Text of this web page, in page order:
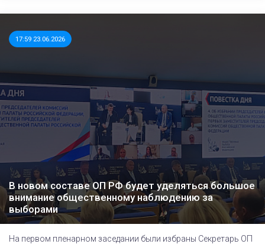
17:59 23.06.2026
В новом составе ОП РФ будет уделяться большое
внимание общественному наблюдению за
выборами
На первом пленарном заседании были избраны Секретарь ОП